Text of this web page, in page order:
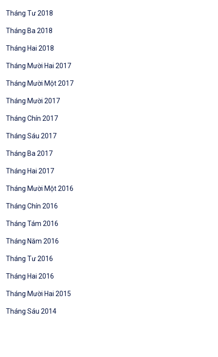
Tháng Tư 2018
Tháng Ba 2018
Tháng Hai 2018
Tháng Mười Hai 2017
Tháng Mười Một 2017
Tháng Mười 2017
Tháng Chín 2017
Tháng Sáu 2017
Tháng Ba 2017
Tháng Hai 2017
Tháng Mười Một 2016
Tháng Chín 2016
Tháng Tám 2016
Tháng Năm 2016
Tháng Tư 2016
Tháng Hai 2016
Tháng Mười Hai 2015
Tháng Sáu 2014